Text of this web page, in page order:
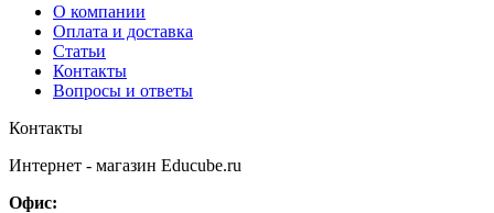
О компании
Оплата и доставка
Статьи
Контакты
Вопросы и ответы
Контакты
Интернет - магазин Educube.ru
Офис: